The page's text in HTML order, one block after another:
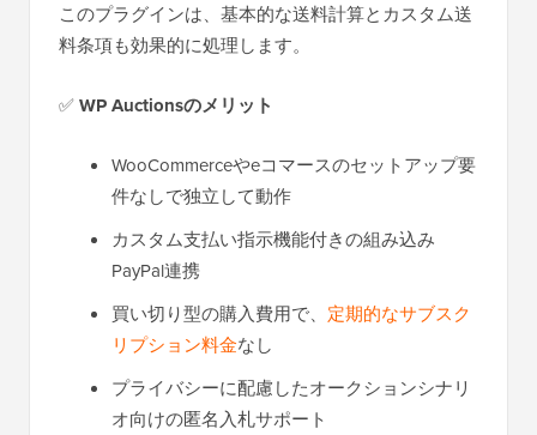
このプラグインは、基本的な送料計算とカスタム送
料条項も効果的に処理します。
✅WP Auctionsのメリット
WooCommerceやeコマースのセットアップ要
件なしで独立して動作
カスタム支払い指示機能付きの組み込み
PayPal連携
買い切り型の購入費用で、 定期的なサブスク
リプション料金なし
プライバシーに配慮したオークションシナリ
オ向けの匿名入札サポート